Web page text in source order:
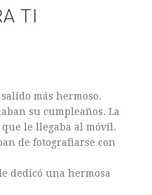
TI
más hermoso.
su cumpleaños. La
le llegaba al móvil.
de fotografiarse con
una hermosa